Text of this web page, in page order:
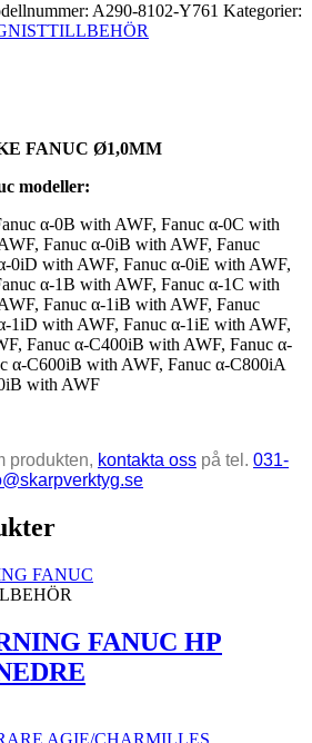
A290-8102-Y761 Kategorier:
FANUC Ø1,0MM
modeller:
α-0B with AWF, Fanuc α-0C with
Fanuc α-0iB with AWF, Fanuc
0iD with AWF, Fanuc α-0iE with AWF,
α-1B with AWF, Fanuc α-1C with
Fanuc α-1iB with AWF, Fanuc
1iD with AWF, Fanuc α-1iE with AWF,
Fanuc α-C400iB with AWF, Fanuc α-
α-C600iB with AWF, Fanuc α-C800iA
with AWF
produkten, kontakta oss på tel. 031-
FANUC HP